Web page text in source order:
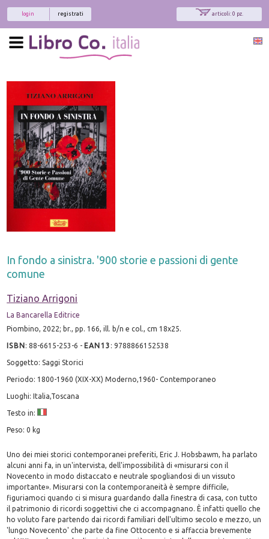
articoli: 0 pz.
registrati
login
In fondo a sinistra. '900 storie e passioni di gente
comune
Tiziano Arrigoni
La Bancarella Editrice
Piombino, 2022; br., pp. 166, ill. b/n e col., cm 18x25.
ISBN:88-6615-253-6 - EAN13 :9788866152538
Soggetto: Saggi Storici
Periodo: 1800-1960 (XIX-XX) Moderno,1960- Contemporaneo
Luoghi: Italia,Toscana
Testo in:
Peso: 0 kg
Uno dei miei storici contemporanei preferiti, Eric J. Hobsbawm, ha parlato
alcuni anni fa, in un'intervista, dell'impossibilità di «misurarsi con il
Novecento in modo distaccato e neutrale spogliandosi di un vissuto
importante». Misurarsi con la contemporaneità è sempre difficile,
figuriamoci quando ci si misura guardando dalla finestra di casa, con tutto
il patrimonio di ricordi soggettivi che ci accompagnano. È infatti quello che
ho voluto fare partendo dai ricordi familiari dell'ultimo secolo e mezzo, un
'lungo Novecento' che parte da fine Ottocento e si affaccia brevemente